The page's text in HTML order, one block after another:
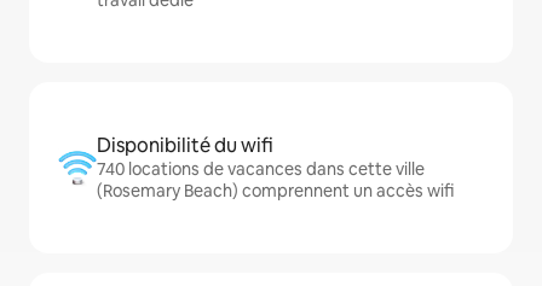
Disponibilité du wifi
740 locations de vacances dans cette ville
(Rosemary Beach) comprennent un accès wifi